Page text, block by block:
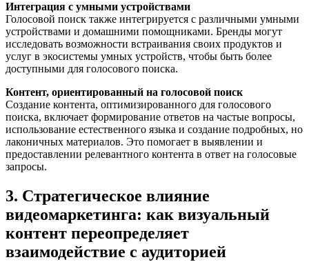
Интеграция с умными устройствами
Голосовой поиск также интегрируется с различными умными
устройствами и домашними помощниками. Бренды могут
исследовать возможности встраивания своих продуктов и
услуг в экосистемы умных устройств, чтобы быть более
доступными для голосового поиска.
Контент, ориентированный на голосовой поиск
Создание контента, оптимизированного для голосового
поиска, включает формирование ответов на частые вопросы,
использование естественного языка и создание подробных, но
лаконичных материалов. Это помогает в выявлении и
предоставлении релевантного контента в ответ на голосовые
запросы.
3. Стратегическое влияние
видеомаркетинга: как визуальный
контент переопределяет
взаимодействие с аудиторией